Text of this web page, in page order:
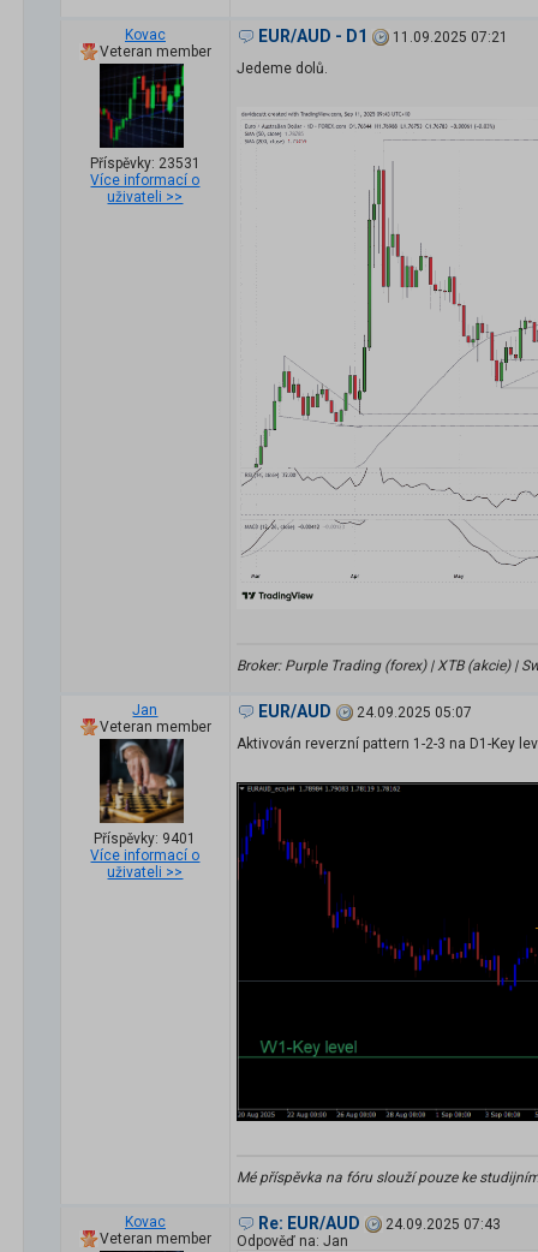
Kovac
Veteran member
Příspěvky: 23531
Více informací o
uživateli >>
EUR/AUD - D1
11.09.2025 07:21
Jedeme dolů.
Broker: Purple Trading (forex) | XTB (akcie) |
Jan
Veteran member
Příspěvky: 9401
Více informací o
uživateli >>
EUR/AUD
24.09.2025 05:07
Aktivován reverzní pattern 1-2-3 na D1-Key
Mé příspěvka na fóru slouží pouze ke
Kovac
Veteran member
Re: EUR/AUD
24.09.2025 07:43
Odpověď na: Jan